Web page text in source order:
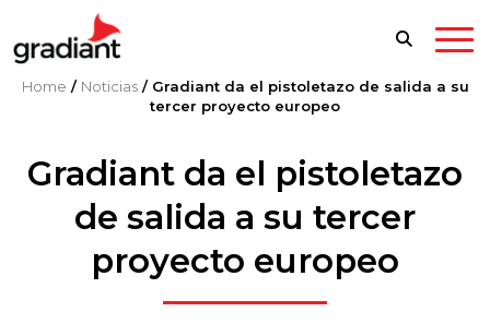
Home / Noticias/ Gradiant da el pistoletazo de salida a su
tercer proyecto europeo
Gradiant da el pistoletazo
de salida a su tercer
proyecto europeo